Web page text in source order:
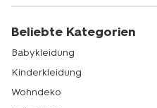
Beliebte Kategorien
Babykleidung
Kinderkleidung
Wohndeko